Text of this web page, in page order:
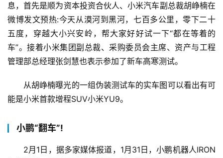
息，首先是顺为资本投资合伙人、小米汽车副总裁胡峥楠在
微博发文预热:今天从漠河到黑河，七百多公里，零下二十
五度，穿越大小兴安岭，帮大家好好试一下“都在等着的
车”。接着小米集团副总裁、采购委员会主席、资产与工程
管理部总经理张剑慧也表示参加了新车高寒测试。
从胡峥楠曝光的一组伪装测试车的实车图可以看出有可
能是小米首款增程SUV小米YU9。
小鹏“翻车”!
2月1日，据多家媒体报道，1月31日，小鹏机器人IRON